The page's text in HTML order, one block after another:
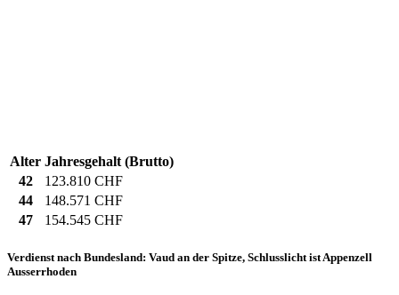
Alter Jahresgehalt (Brutto)
42
123.810 CHF
44
148.571 CHF
47
154.545 CHF
Verdienst nach Bundesland: Vaud an der Spitze, Schlusslicht ist Appenzell
Ausserrhoden